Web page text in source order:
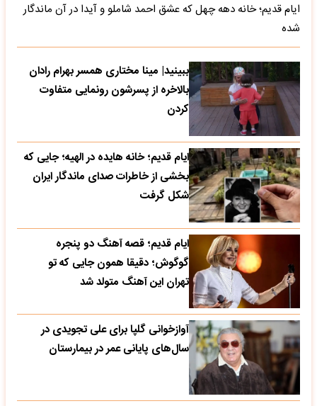
ایام قدیم؛ خانه دهه چهل که عشق احمد شاملو و آیدا در آن ماندگار
شده
ببینید| مینا مختاری همسر بهرام رادان
بالاخره از پسرشون رونمایی متفاوت
کردن
ایام قدیم؛ خانه هایده در الهیه؛ جایی که
بخشی از خاطرات صدای ماندگار ایران
شکل گرفت
ایام قدیم؛ قصه آهنگ دو پنجره
گوگوش؛ دقیقا همون جایی که تو
تهران این آهنگ متولد شد
آوازخوانی گلپا برای علی تجویدی در
سال‌های پایانی عمر در بیمارستان